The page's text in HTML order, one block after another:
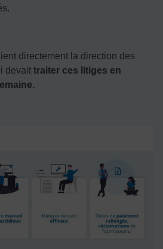
directement la direction des
devait traiter ces litiges en